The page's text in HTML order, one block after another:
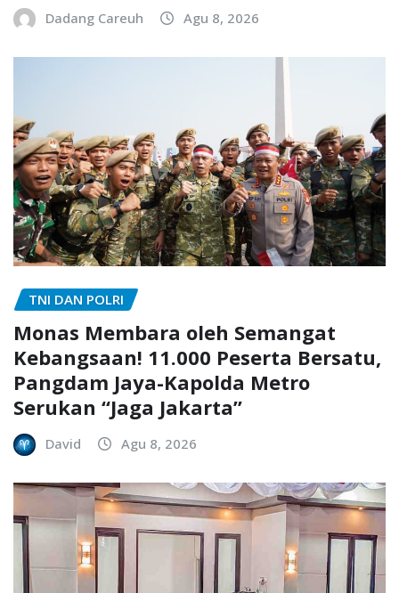
Dadang Careuh Agu 8, 2026
TNI DAN POLRI
Monas Membara oleh Semangat
Kebangsaan! 11.000 Peserta Bersatu,
Pangdam Jaya-Kapolda Metro
Serukan “Jaga Jakarta”
David Agu 8, 2026